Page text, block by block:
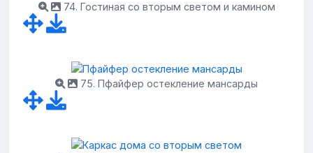
74. Гостиная со вторым светом и камином
75. Пфайфер остекление мансарды